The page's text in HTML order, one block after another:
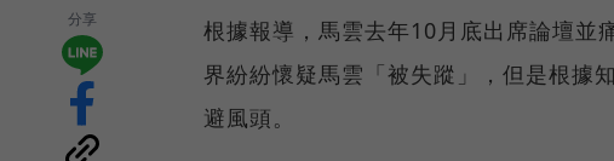
分享
根據報導，馬雲去年10月底出席論壇並
界紛紛懷疑馬雲「被失蹤」，但是根據
避風頭。